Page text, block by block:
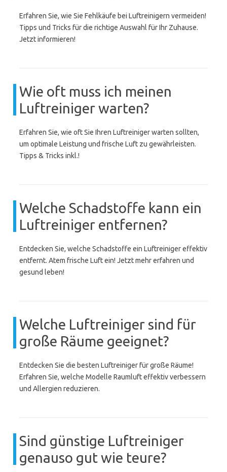
Erfahren Sie, wie Sie Fehlkäufe bei Luftreinigern vermeiden!
Tipps und Tricks für die richtige Auswahl für Ihr Zuhause.
Jetzt informieren!
Wie oft muss ich meinen
Luftreiniger warten?
Erfahren Sie, wie oft Sie Ihren Luftreiniger warten sollten,
um optimale Leistung und frische Luft zu gewährleisten.
Tipps & Tricks inkl.!
Welche Schadstoffe kann ein
Luftreiniger entfernen?
Entdecken Sie, welche Schadstoffe ein Luftreiniger effektiv
entfernt. Atem frische Luft ein! Jetzt mehr erfahren und
gesund leben!
Welche Luftreiniger sind für
große Räume geeignet?
Entdecken Sie die besten Luftreiniger für große Räume!
Erfahren Sie, welche Modelle Raumluft effektiv verbessern
und Allergien reduzieren.
Sind günstige Luftreiniger
genauso gut wie teure?